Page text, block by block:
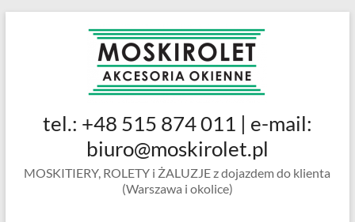
MOSKIROLET
siatki na
okienne |
tel.: +48 515 874 011 | e-mail:
biuro@moskirolet.pl
MOSKITIERY, ROLETY i ŻALUZJE z dojazdem do klienta
(Warszawa i okolice)